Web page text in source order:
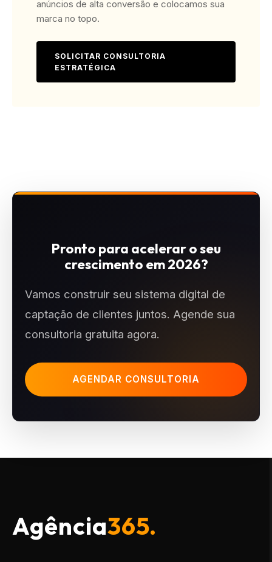
anúncios de alta conversão e colocamos sua
marca no topo.
SOLICITAR CONSULTORIA
ESTRATÉGICA
Pronto para acelerar o seu
crescimento em 2026?
Vamos construir seu sistema digital de
captação de clientes juntos. Agende sua
consultoria gratuita agora.
AGENDAR CONSULTORIA
Agência365.